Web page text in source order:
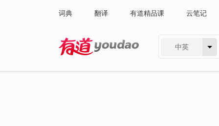
词典 翻译 有道精品课 云笔记
中英